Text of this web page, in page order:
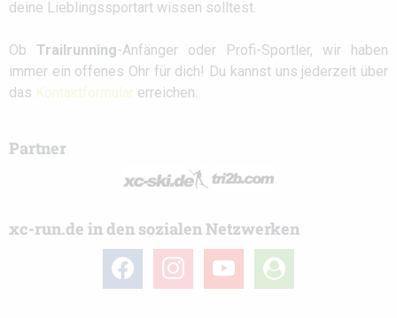
deine Lieblingssportart wissen solltest.
Ob Trailrunning-Anfänger oder Profi-Sportler, wir haben
immer ein offenes Ohr für dich! Du kannst uns jederzeit über
das Kontaktformular erreichen.
Partner
xc-run.de in den sozialen Netzwerken
facebook instagramyoutube
user-
circle